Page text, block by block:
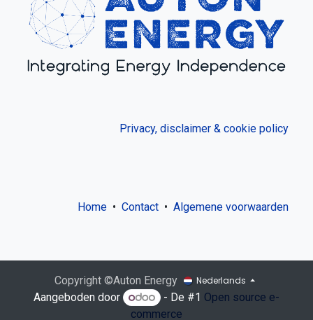
Privacy, disclaimer & cookie policy
Home • Contact • Algemene voorwaarden
Copyright ©Auton Energy Nederlands
Aangeboden door - De #1 Open source e-
commerce